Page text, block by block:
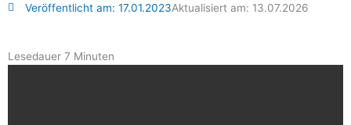
Veröffentlicht am:17.01.2023Aktualisiert am: 13.07.2026
Lesedauer 7 Minuten